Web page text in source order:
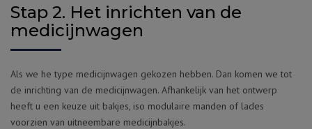
Stap 2. Het inrichten van de
medicijnwagen
Als we he type medicijnwagen gekozen hebben. Dan komen we tot
de inrichting van de medicijnwagen. Afhankelijk van het ontwerp
heeft u een keuze uit bakjes, iso modulaire manden of lades
voorzien van uitneembare medicijnbakjes.